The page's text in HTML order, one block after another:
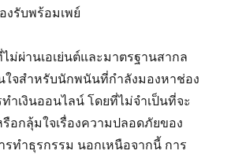
งรับพร้อมเพย์
ม่ผ่านเอเย่นต์และมาตรฐานสากล
ใจสำหรับนักพนันที่กำลังมองหาช่อง
ำเงินออนไลน์ โดยที่ไม่จำเป็นที่จะ
อกลุ้มใจเรื่องความปลอดภัยของ
ทำธุรกรรม นอกเหนือจากนี้ การ